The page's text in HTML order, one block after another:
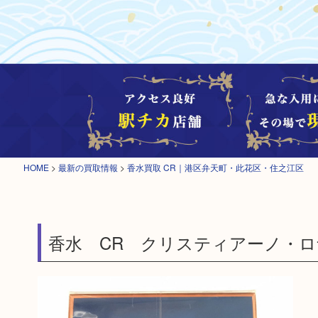
HOME > 最新の買取情報 > 香水買取 CR｜港区弁天町・此花区・住之江区
香水 CR クリスティアーノ・